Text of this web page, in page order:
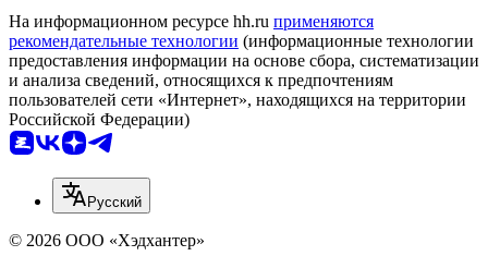
На информационном ресурсе hh.ru применяются
рекомендательные технологии (информационные технологии
предоставления информации на основе сбора, систематизации
и анализа сведений, относящихся к предпочтениям
пользователей сети «Интернет», находящихся на территории
Российской Федерации)
Русский
© 2026 ООО «Хэдхантер»